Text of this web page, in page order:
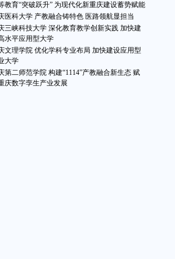
教育“突破跃升” 为现代化新重庆建设蓄势赋能
医科大学 产教融合铸特色 医路领航显担当
三峡科技大学 深化教育教学创新实践 加快建
水平应用型大学
文理学院 优化学科专业布局 加快建设应用型
大学
第二师范学院 构建“1114”产教融合新生态 赋
庆数字孪生产业发展